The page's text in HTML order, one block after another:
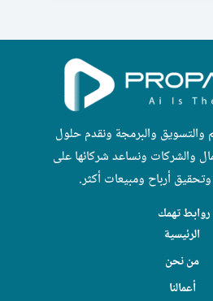
والبرمجة ونقدم حلول
والشركات ونساعد شركائها على
أرباح ومبيعات أكثر.
روابط تهمك
الرئيسية
من نحن
أعمالنا